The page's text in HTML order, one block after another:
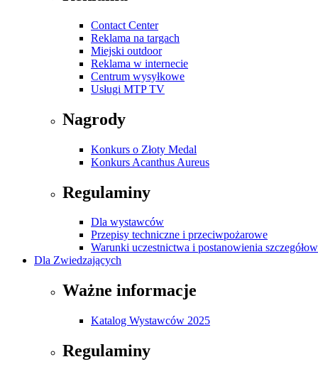
Contact Center
Reklama na targach
Miejski outdoor
Reklama w internecie
Centrum wysyłkowe
Usługi MTP TV
Nagrody
Konkurs o Złoty Medal
Konkurs Acanthus Aureus
Regulaminy
Dla wystawców
Przepisy techniczne i przeciwpożarowe
Warunki uczestnictwa i postanowienia
Dla Zwiedzających
Ważne informacje
Katalog Wystawców 2025
Regulaminy